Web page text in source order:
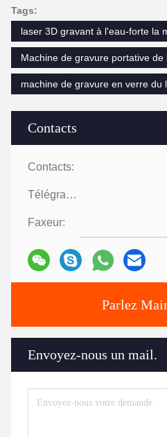
Contacts
Contacts:
Télégramme:
Faxeur:
Parlez
Envoyez-nous un mail.
Tags:
laser 3D gravant à l'eau-forte la
Machine de gravure portative de
machine de gravure en verre du